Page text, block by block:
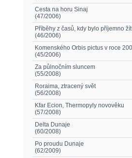
Cesta na horu Sinaj
(47/2006)
Příběhy z časů, kdy bylo příjemno
(46/2006)
Komenského Orbis pictus v roce
(45/2006)
Za půlnočním sluncem
(55/2008)
Roraima, ztracený svět
(56/2008)
Kfar Ecion, Thermopyly novověku
(57/2008)
Delta Dunaje
(60/2008)
Po proudu Dunaje
(62/2009)